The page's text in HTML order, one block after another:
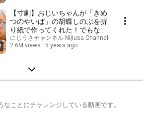
【寸劇】おじいちゃんが「きめ
つのやいば」の胡蝶しのぶを折
り紙で作ってくれた！でもなん
だか悲しそう。 #にじうさチ
ャンネル
にじうさチャンネル Nijiusa Channel
2.6M views
5 years ago
ことにチャレンジしている動画です。